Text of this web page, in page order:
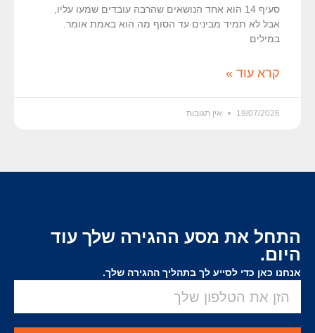
סעיף 14 הוא אחד הנושאים שהרבה עובדים שמעו עליו,
אבל לא תמיד מבינים עד הסוף מה הוא באמת אומר.
במילים
קרא עוד »
19/07/2026 אין תגובות
התחל את מסע ההגירה שלך עוד
היום.
אנחנו כאן כדי לסייע לך בתהליך ההגירה שלך.